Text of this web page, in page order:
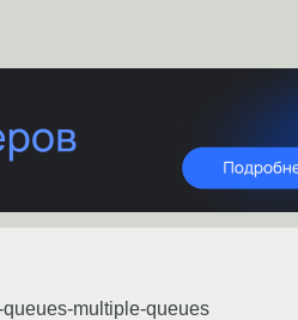
multiple-queues